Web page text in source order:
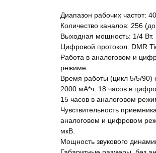
Диапазон рабочих частот:
Количество каналов: 256 (до
Выходная мощность: 1/4 Вт.
Цифровой протокол: DMR
Работа в аналоговом и
режиме.
Время работы (цикл 5/5/90)
2000 мА*ч: 18 часов в
15 часов в аналоговом
Чувствительность
аналоговом и цифровом
мкВ.
Мощность звукового